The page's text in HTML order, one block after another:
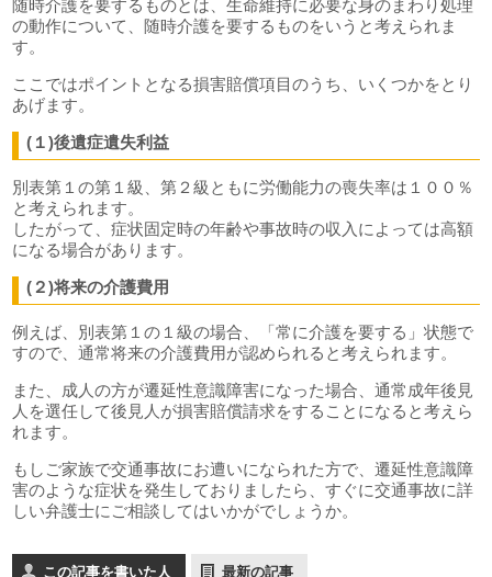
随時介護を要するものとは、生命維持に必要な身のまわり処理
の動作について、随時介護を要するものをいうと考えられま
す。
ここではポイントとなる損害賠償項目のうち、いくつかをとり
あげます。
(１)後遺症遺失利益
別表第１の第１級、第２級ともに労働能力の喪失率は１００％
と考えられます。
したがって、症状固定時の年齢や事故時の収入によっては高額
になる場合があります。
(２)将来の介護費用
例えば、別表第１の１級の場合、「常に介護を要する」状態で
すので、通常将来の介護費用が認められると考えられます。
また、成人の方が遷延性意識障害になった場合、通常成年後見
人を選任して後見人が損害賠償請求をすることになると考えら
れます。
もしご家族で交通事故にお遭いになられた方で、遷延性意識障
害のような症状を発生しておりましたら、すぐに交通事故に詳
しい弁護士にご相談してはいかがでしょうか。
この記事を書いた人 最新の記事